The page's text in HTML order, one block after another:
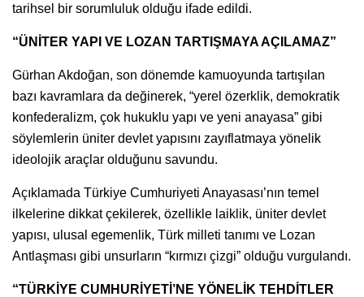
tarihsel bir sorumluluk olduğu ifade edildi.
“ÜNİTER YAPI VE LOZAN TARTIŞMAYA AÇILAMAZ”
Gürhan Akdoğan, son dönemde kamuoyunda tartışılan
bazı kavramlara da değinerek, “yerel özerklik, demokratik
konfederalizm, çok hukuklu yapı ve yeni anayasa” gibi
söylemlerin üniter devlet yapısını zayıflatmaya yönelik
ideolojik araçlar olduğunu savundu.
Açıklamada Türkiye Cumhuriyeti Anayasası’nın temel
ilkelerine dikkat çekilerek, özellikle laiklik, üniter devlet
yapısı, ulusal egemenlik, Türk milleti tanımı ve Lozan
Antlaşması gibi unsurların “kırmızı çizgi” olduğu vurgulandı.
“TÜRKİYE CUMHURİYETİ’NE YÖNELİK TEHDİTLER